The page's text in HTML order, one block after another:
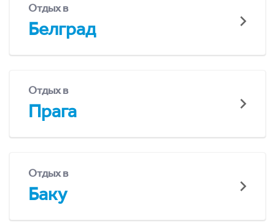
Отдых в
Белград
Отдых в
Прага
Отдых в
Баку